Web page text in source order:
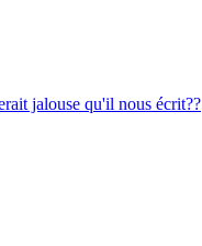
jalouse qu'il nous écrit??